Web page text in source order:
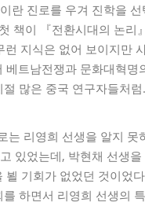
란 진로를 우겨 진학을
책이 『전환시대의 논리
지식은 없어 보이지만
트남전쟁과 문화대혁명
많은 중국 연구자들처럼.
리영희 선생을 알지 못
있었는데, 박현채 선생
기회가 없었던 것이었
하면서 리영희 선생의